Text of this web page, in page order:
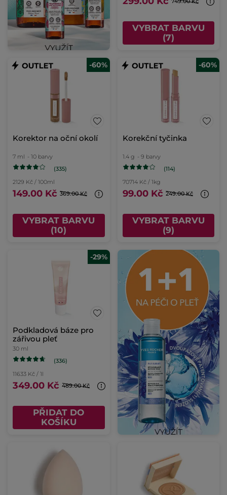
VYBRAT BARVU
(7)
-60%
Korektor na oční okolí
7 ml - 10 barvy
(335)
2129 Kč / 100ml
149.00 Kč 369.00 Kč
VYBRAT BARVU
(10)
-60%
Korekční tyčinka
1.4 g - 9 barvy
(114)
70714 Kč / 1kg
99.00 Kč 249.00 Kč
VYBRAT BARVU
(9)
-29%
Podkladová báze pro
zářivou pleť
30 ml
(336)
11633 Kč / 1l
349.00 Kč 489.00 Kč
PŘIDAT DO
KOŠÍKU